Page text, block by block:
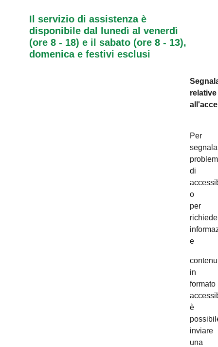
Il servizio di assistenza è
disponibile dal lunedì al venerdì
(ore 8 - 18) e il sabato (ore 8 - 13),
domenica e festivi esclusi
relative
Per
di
o
per
e
in
formato
è
inviare
una